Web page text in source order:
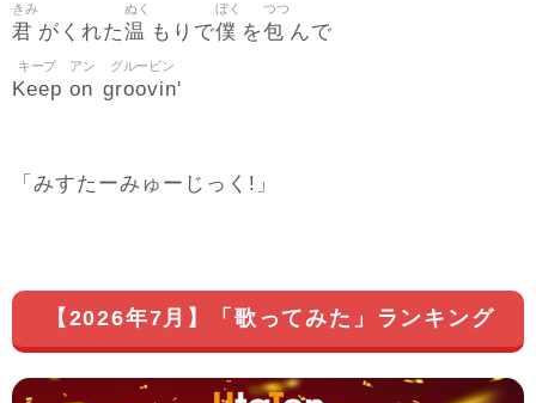
君
きみ
がくれた温
ぬく
もりで僕
ぼく
を包
つつ
んで
Keep
キープ
on
アン
groovin'
グルービン
「みすたーみゅーじっく!」
【2026年7月】「歌ってみた」ランキング